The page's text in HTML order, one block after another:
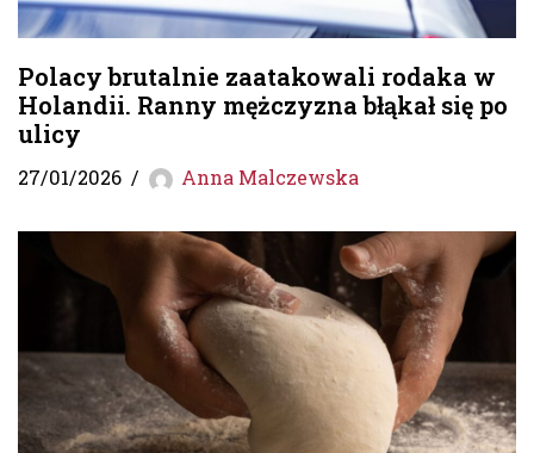
Polacy brutalnie zaatakowali rodaka w
Holandii. Ranny mężczyzna błąkał się po
ulicy
27/01/2026 Anna Malczewska